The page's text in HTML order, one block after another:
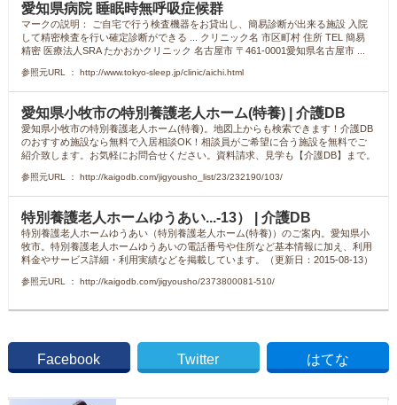
愛知県病院 睡眠時無呼吸症候群
マークの説明： ご自宅で行う検査機器をお貸出し、簡易診断が出来る施設 入院
して精密検査を行い確定診断ができる ... クリニック名 市区町村 住所 TEL 簡易
精密 医療法人SRA たかおかクリニック 名古屋市 〒461-0001愛知県名古屋市 ...
参照元URL ： http://www.tokyo-sleep.jp/clinic/aichi.html
愛知県小牧市の特別養護老人ホーム(特養) | 介護DB
愛知県小牧市の特別養護老人ホーム(特養)。地図上からも検索できます！介護DB
のおすすめ施設なら無料で入居相談OK！相談員がご希望に合う施設を無料でご
紹介致します。お気軽にお問合せください。資料請求、見学も【介護DB】まで。
参照元URL ： http://kaigodb.com/jigyousho_list/23/232190/103/
特別養護老人ホームゆうあい...-13） | 介護DB
特別養護老人ホームゆうあい（特別養護老人ホーム(特養)）のご案内。愛知県小
牧市。特別養護老人ホームゆうあいの電話番号や住所など基本情報に加え、利用
料金やサービス詳細・利用実績などを掲載しています。（更新日：2015-08-13）
参照元URL ： http://kaigodb.com/jigyousho/2373800081-510/
Facebook Twitter はてな